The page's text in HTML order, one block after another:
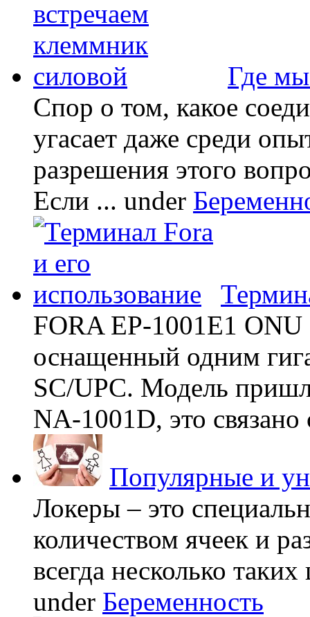
Где
Спор о том, какое
угасает даже среди
разрешения этого
Если ... under
FORA EP-1001E1 ONU
оснащенный одним
SC/UPC. Модель
NA-1001D, это связано
Популярные и
Локеры – это
количеством ячеек и
всегда несколько
under Беременность